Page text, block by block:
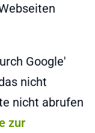
Google'
nicht
nicht abrufen
zur